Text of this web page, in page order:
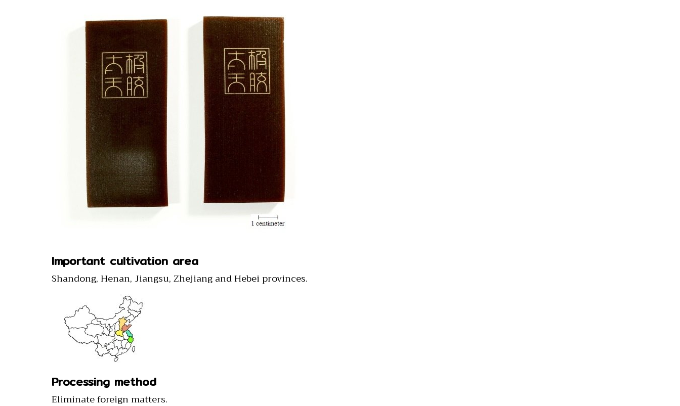
Important cultivation area
Shandong, Henan, Jiangsu, Zhejiang and Hebei provinces.
Processing method
Eliminate foreign matters.